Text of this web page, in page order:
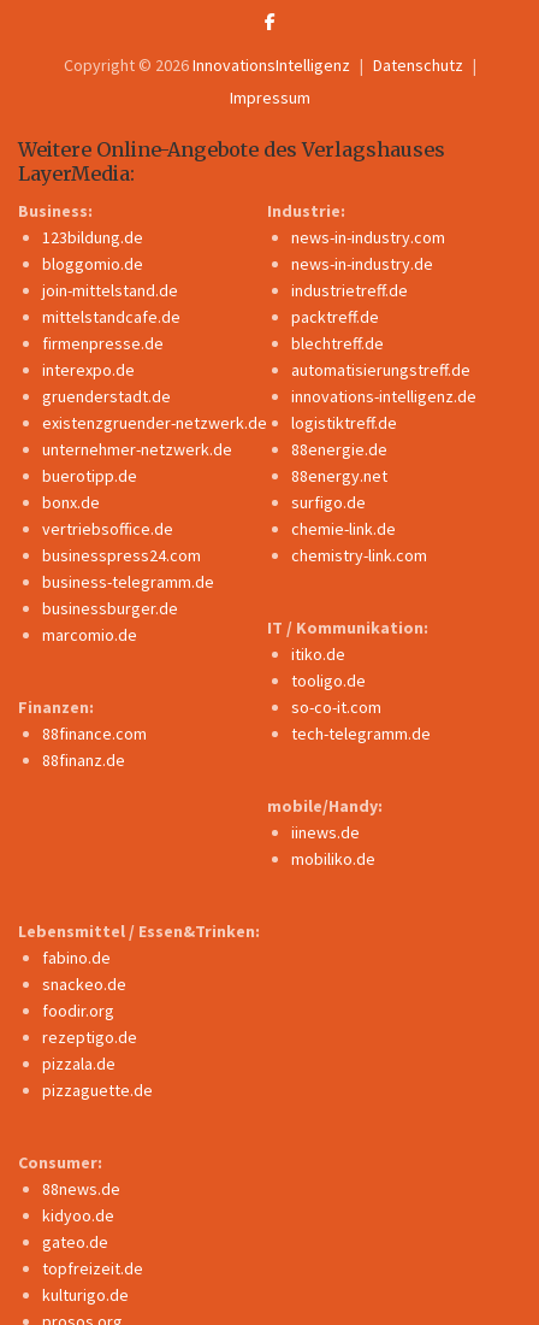
Copyright © 2026InnovationsIntelligenz
Datenschutz
Impressum
Weitere Online-Angebote des Verlagshauses
LayerMedia:
Business:
123bildung.de
bloggomio.de
join-mittelstand.de
mittelstandcafe.de
firmenpresse.de
interexpo.de
gruenderstadt.de
existenzgruender-netzwerk.de
unternehmer-netzwerk.de
buerotipp.de
bonx.de
vertriebsoffice.de
businesspress24.com
business-telegramm.de
businessburger.de
marcomio.de
Finanzen:
88finance.com
88finanz.de
Industrie:
news-in-industry.com
news-in-industry.de
industrietreff.de
packtreff.de
blechtreff.de
automatisierungstreff.de
innovations-intelligenz.de
logistiktreff.de
88energie.de
88energy.net
surfigo.de
chemie-link.de
chemistry-link.com
IT / Kommunikation:
itiko.de
tooligo.de
so-co-it.com
tech-telegramm.de
mobile/Handy:
iinews.de
mobiliko.de
Lebensmittel / Essen&Trinken:
fabino.de
snackeo.de
foodir.org
rezeptigo.de
pizzala.de
pizzaguette.de
Consumer:
88news.de
kidyoo.de
gateo.de
topfreizeit.de
kulturigo.de